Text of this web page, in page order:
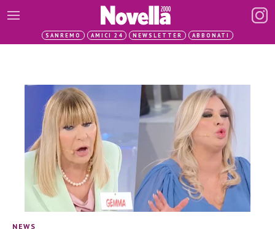
SANREMO AMICI 24 NEWSLETTER ABBONATI
NEWS